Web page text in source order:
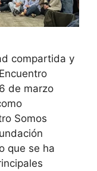
compartida y
de marzo
Somos
que se ha